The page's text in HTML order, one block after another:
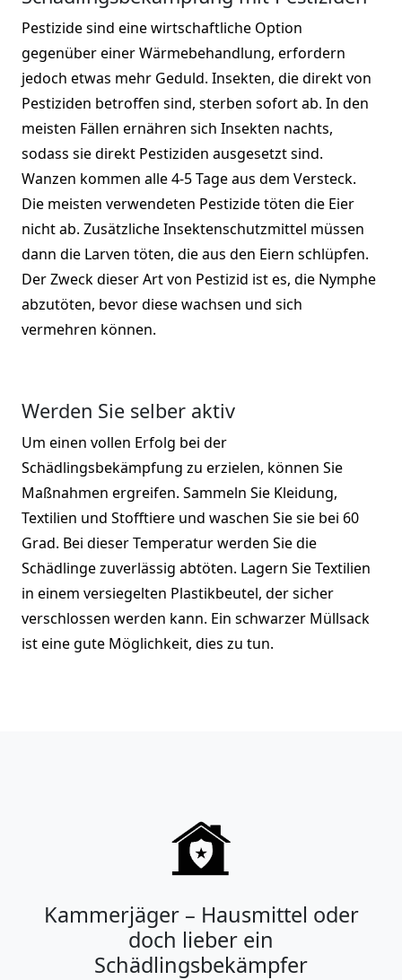
Pestizide sind eine wirtschaftliche Option
gegenüber einer Wärmebehandlung, erfordern
jedoch etwas mehr Geduld. Insekten, die direkt von
Pestiziden betroffen sind, sterben sofort ab. In den
meisten Fällen ernähren sich Insekten nachts,
sodass sie direkt Pestiziden ausgesetzt sind.
Wanzen kommen alle 4-5 Tage aus dem Versteck.
Die meisten verwendeten Pestizide töten die Eier
nicht ab. Zusätzliche Insektenschutzmittel müssen
dann die Larven töten, die aus den Eiern schlüpfen.
Der Zweck dieser Art von Pestizid ist es, die Nymphe
abzutöten, bevor diese wachsen und sich
vermehren können.
Werden Sie selber aktiv
Um einen vollen Erfolg bei der
Schädlingsbekämpfung zu erzielen, können Sie
Maßnahmen ergreifen. Sammeln Sie Kleidung,
Textilien und Stofftiere und waschen Sie sie bei 60
Grad. Bei dieser Temperatur werden Sie die
Schädlinge zuverlässig abtöten. Lagern Sie Textilien
in einem versiegelten Plastikbeutel, der sicher
verschlossen werden kann. Ein schwarzer Müllsack
ist eine gute Möglichkeit, dies zu tun.
Kammerjäger – Hausmittel oder
doch lieber ein
Schädlingsbekämpfer